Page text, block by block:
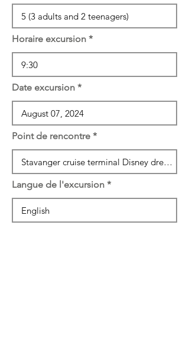
Horaire excursion
Date excursion
Point de rencontre
Langue de l'excursion